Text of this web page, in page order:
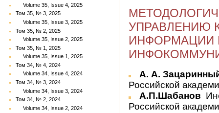
Volume 35, Issue 4, 2025
Том 35, № 3, 2025
Volume 35, Issue 3, 2025
Том 35, № 2, 2025
Volume 35, Issue 2, 2025
Том 35, № 1, 2025
Volume 35, Issue 1, 2025
Том 34, № 4, 2024
Volume 34, Issue 4, 2024
Том 34, № 3, 2024
Volume 34, Issue 3, 2024
Том 34, № 2, 2024
Volume 34, Issue 2, 2024
УПРАВЛЕНИЮ
ИНФОРМАЦИИ
А. А.
Российской
А.П.Шабанов
Российской